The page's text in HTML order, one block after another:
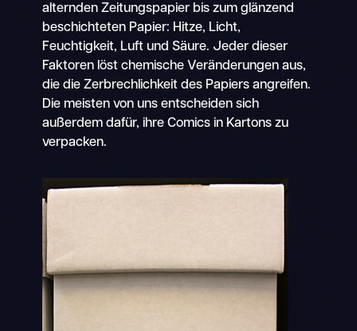
alternden Zeitungspapier bis zum glänzend
beschichteten Papier: Hitze, Licht,
Feuchtigkeit, Luft und Säure. Jeder dieser
Faktoren löst chemische Veränderungen aus,
die die Zerbrechlichkeit des Papiers angreifen.
Die meisten von uns entscheiden sich
außerdem dafür, ihre Comics in Kartons zu
verpacken.